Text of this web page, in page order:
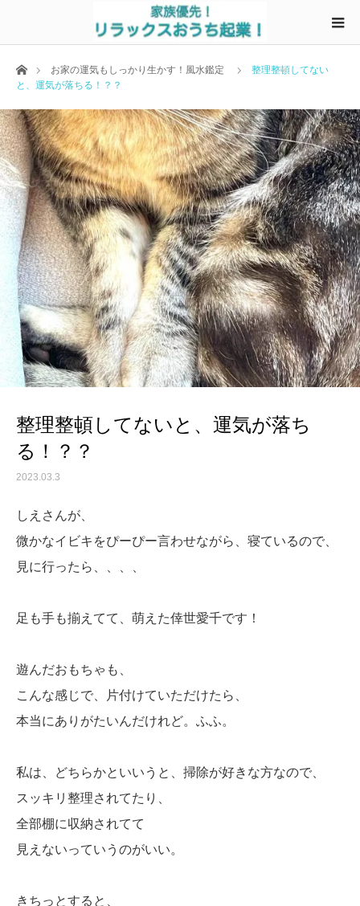
ホームお家の運気もしっかり生かす！風水鑑定
整理整頓してない
と、運気が落ちる！？？
整理整頓してないと、運気が落ち
る！？？
2023.03.3
しえさんが、
微かなイビキをぴーぴー言わせながら、寝ているので、
見に行ったら、、、、
足も手も揃えてて、萌えた倖世愛千です！
遊んだおもちゃも、
こんな感じで、片付けていただけたら、
本当にありがたいんだけれど。ふふ。
私は、どちらかといいうと、掃除が好きな方なので、
スッキリ整理されてたり、
全部棚に収納されてて
見えないっていうのがいい。
きちっとすると、